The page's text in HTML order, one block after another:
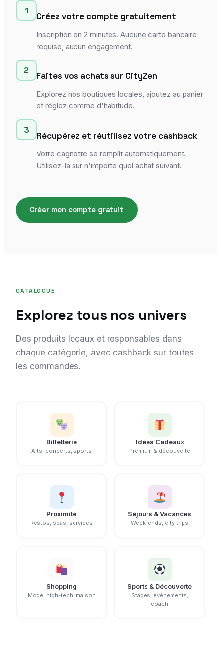
1
Créez votre compte gratuitement
Inscription en 2 minutes. Aucune carte bancaire
requise, aucun engagement.
2
Faites vos achats sur CityZen
Explorez nos boutiques locales, ajoutez au panier
et réglez comme d'habitude.
3
Récupérez et réutilisez votre cashback
Votre cagnotte se remplit automatiquement.
Utilisez-la sur n'importe quel achat suivant.
Créer mon compte gratuit
CATALOGUE
Explorez tous nos univers
Des produits locaux et responsables dans
chaque catégorie, avec cashback sur toutes
les commandes.
Billetterie
Arts, concerts, sports
Idées Cadeaux
Premium & découverte
Proximité
Restos, spas, services
Séjours & Vacances
Week-ends, city trips
Shopping
Mode, high-tech, maison
Sports & Découverte
Stages, événements,
coach